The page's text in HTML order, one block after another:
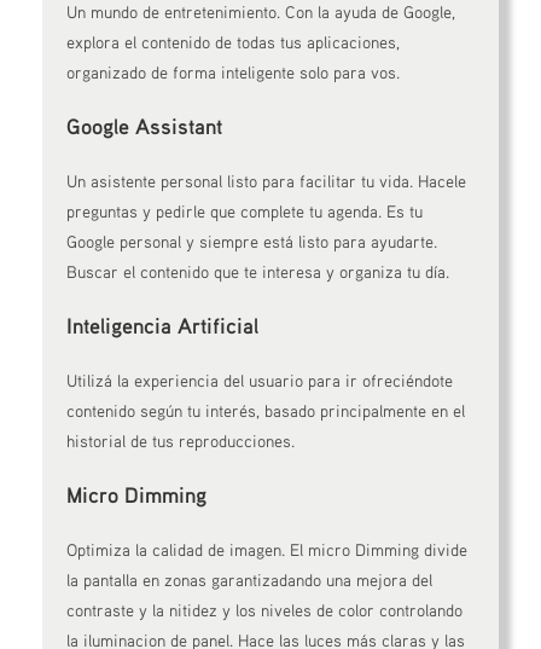
Un mundo de entretenimiento. Con la ayuda de Google,
explora el contenido de todas tus aplicaciones,
organizado de forma inteligente solo para vos.
Google Assistant
Un asistente personal listo para facilitar tu vida. Hacele
preguntas y pedirle que complete tu agenda. Es tu
Google personal y siempre está listo para ayudarte.
Buscar el contenido que te interesa y organiza tu día.
Inteligencia Artificial
Utilizá la experiencia del usuario para ir ofreciéndote
contenido según tu interés, basado principalmente en el
historial de tus reproducciones.
Micro Dimming
Optimiza la calidad de imagen. El micro Dimming divide
la pantalla en zonas garantizadando una mejora del
contraste y la nitidez y los niveles de color controlando
la iluminacion de panel. Hace las luces más claras y las